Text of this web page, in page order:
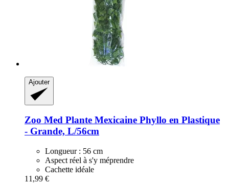
Ajouter
Zoo Med Plante Mexicaine Phyllo en Plastique
-​ Grande, L/56cm
Longueur : 56 cm
Aspect réel à s'y méprendre
Cachette idéale
11,99 €